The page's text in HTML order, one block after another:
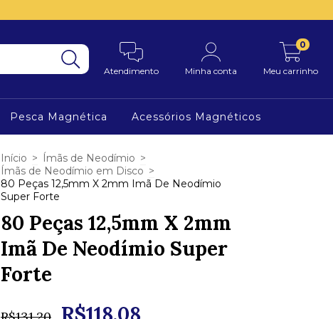
Atendimento Minha conta Meu carrinho
0
Pesca Magnética Acessórios Magnéticos
Início > Ímãs de Neodímio >
Ímãs de Neodímio em Disco >
80 Peças 12,5mm X 2mm Imã De Neodímio
Super Forte
80 Peças 12,5mm X 2mm
Imã De Neodímio Super
Forte